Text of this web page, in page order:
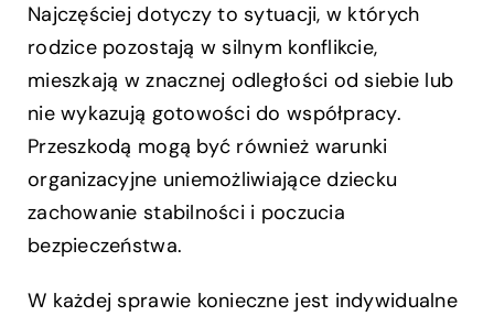
Najczęściej dotyczy to sytuacji, w których
rodzice pozostają w silnym konflikcie,
mieszkają w znacznej odległości od siebie lub
nie wykazują gotowości do współpracy.
Przeszkodą mogą być również warunki
organizacyjne uniemożliwiające dziecku
zachowanie stabilności i poczucia
bezpieczeństwa.
W każdej sprawie konieczne jest indywidualne